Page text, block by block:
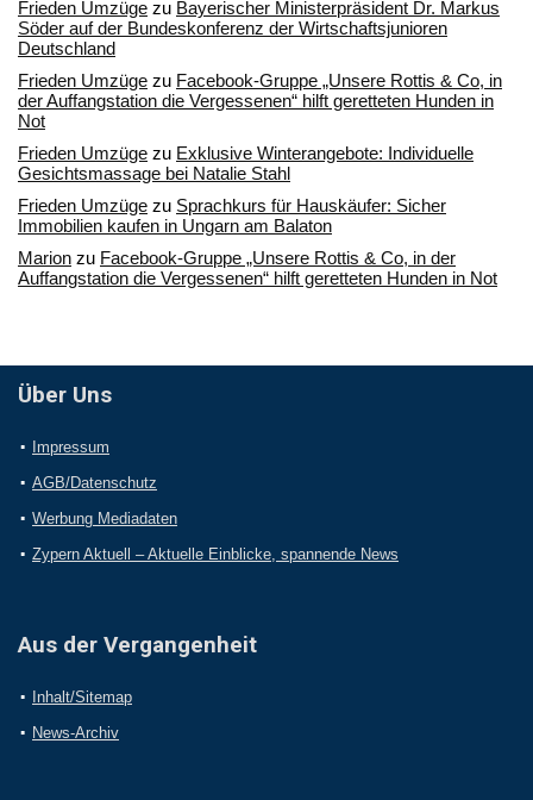
Frieden Umzüge zu Bayerischer Ministerpräsident Dr. Markus
Söder auf der Bundeskonferenz der Wirtschaftsjunioren
Deutschland
Frieden Umzüge zu Facebook-Gruppe „Unsere Rottis & Co, in
der Auffangstation die Vergessenen“ hilft geretteten Hunden in
Not
Frieden Umzüge zu Exklusive Winterangebote: Individuelle
Gesichtsmassage bei Natalie Stahl
Frieden Umzüge zu Sprachkurs für Hauskäufer: Sicher
Immobilien kaufen in Ungarn am Balaton
Marion zu Facebook-Gruppe „Unsere Rottis & Co, in der
Auffangstation die Vergessenen“ hilft geretteten Hunden in Not
Über Uns
Impressum
AGB/Datenschutz
Werbung Mediadaten
Zypern Aktuell – Aktuelle Einblicke, spannende News
Aus der Vergangenheit
Inhalt/Sitemap
News-Archiv